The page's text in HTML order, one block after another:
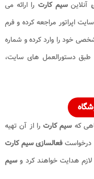
آنلاینسیم کارت را ارائه می
اپراتور مراجعه کرده و فرم
خود را وارد کرده و شماره
طبق دستورالعمل های سایت،
که سیم کارت را از آن تهیه
درخواستفعالسازی سیم کارت
هدایت خواهند کرد و سیم